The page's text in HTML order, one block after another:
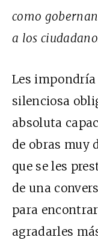
como
a los
Les
silenciosa
absoluta
de obras muy
que se les
de una
para
agradarles